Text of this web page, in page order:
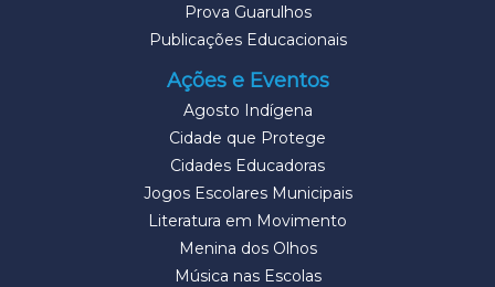
Prova Guarulhos
Publicações Educacionais
Ações e Eventos
Agosto Indígena
Cidade que Protege
Cidades Educadoras
Jogos Escolares Municipais
Literatura em Movimento
Menina dos Olhos
Música nas Escolas